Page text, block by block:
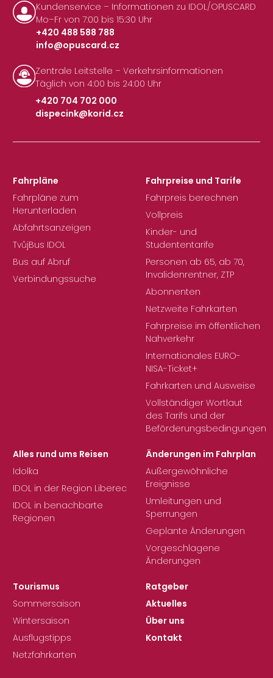
Kundenservice – Informationen zu IDOL/OPUSCARD
Mo–Fr von 7:00 bis 15:30 Uhr
+420 488 588 788
|
info@opuscard.cz
Zentrale Leitstelle – Verkehrsinformationen
Täglich von 4:00 bis 24:00 Uhr
+420 704 702 000
|
dispecink@korid.cz
Fahrpläne
Fahrpläne zum
Herunterladen
Abfahrtsanzeigen
TvůjBus IDOL
Bus auf Abruf
Verbindungssuche
Fahrpreise und Tarife
Fahrpreis berechnen
Vollpreis
Kinder- und
Studententarife
Personen ab 65, ab 70,
Invalidenrentner, ZTP
Abonnenten
Netzweite Fahrkarten
Fahrpreise im öffentlichen
Nahverkehr
Internationales EURO-
NISA-Ticket+
Fahrkarten und Ausweise
Vollständiger Wortlaut
des Tarifs und der
Beförderungsbedingungen
Alles rund ums Reisen
Idolka
IDOL in der Region Liberec
IDOL in benachbarte
Regionen
Änderungen im Fahrplan
Außergewöhnliche
Ereignisse
Umleitungen und
Sperrungen
Geplante Änderungen
Vorgeschlagene
Änderungen
Tourismus
Sommersaison
Wintersaison
Ausflugstipps
Netzfahrkarten
Ratgeber
Aktuelles
Über uns
Kontakt